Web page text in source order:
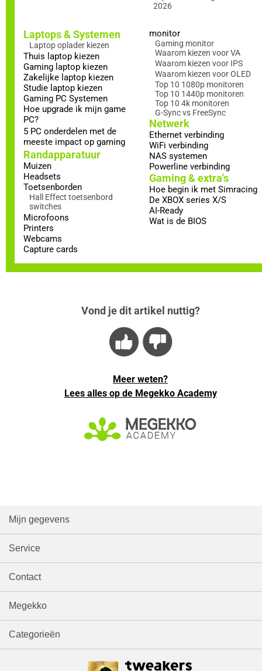
2026
Laptops & Systemen
Laptop oplader kiezen
Thuis laptop kiezen
Gaming laptop kiezen
Zakelijke laptop kiezen
Studie laptop kiezen
Gaming PC Systemen
Hoe upgrade ik mijn game
PC?
5 PC onderdelen met de
meeste impact op gaming
Randapparatuur
Muizen
Headsets
Toetsenborden
Hall Effect toetsenbord
switches
Microfoons
Printers
Webcams
Capture cards
monitor
Gaming monitor
Waarom kiezen voor VA
Waarom kiezen voor IPS
Waarom kiezen voor OLED
Top 10 1080p monitoren
Top 10 1440p monitoren
Top 10 4k monitoren
G-Sync vs FreeSync
Netwerk
Ethernet verbinding
WiFi verbinding
NAS systemen
Powerline verbinding
Gaming & extra's
Hoe begin ik met Simracing
De XBOX series X/S
AI-Ready
Wat is de BIOS
Vond je dit artikel nuttig?
Meer weten?
Lees alles op de Megekko Academy
Mijn gegevens
Service
Contact
Megekko
Categorieën